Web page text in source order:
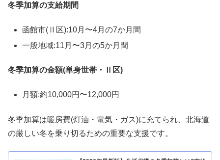
冬季加算の支給期間
函館市(Ⅱ区):10月〜4月の7か月間
一般地域:11月〜3月の5か月間
冬季加算の金額(単身世帯・Ⅱ区)
月額:約10,000円〜12,000円
冬季加算は暖房費(灯油・電気・ガス)に充てられ、北海道
の厳しい冬を乗り切るための重要な支援です。